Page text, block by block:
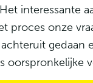
interessante
proces onze
gedaan
oorspronkelijke